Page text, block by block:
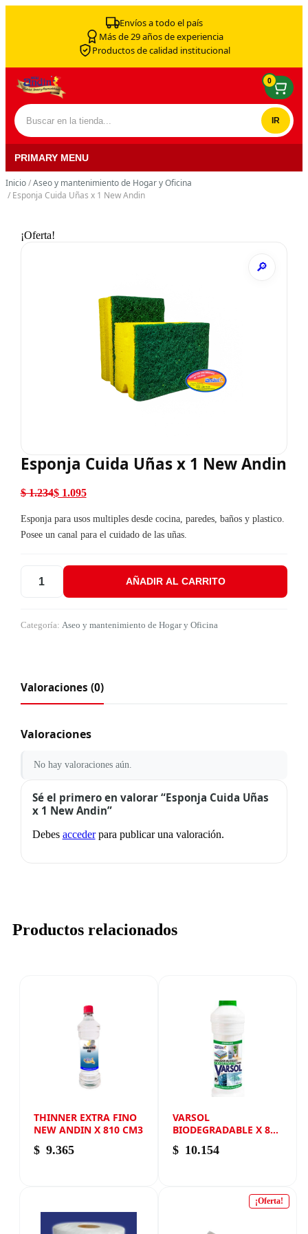
Envíos a todo el país
Más de 29 años de experiencia
Productos de calidad institucional
Buscar por:
0
PRIMARY MENU
Inicio/Aseo y mantenimiento de Hogar y Oficina
/ Esponja Cuida Uñas x 1 New Andin
¡Oferta!
Esponja Cuida Uñas x 1 New Andin
$1.234
El precio original era: $ 1.234.
$1.095
El precio actual es: $ 1.095.
Esponja para usos multiples desde cocina, paredes, baños y plastico.
Posee un canal para el cuidado de las uñas.
Esponja Cuida Uñas x 1 New Andin cantidad
AÑADIR AL CARRITO
Categoría: Aseo y mantenimiento de Hogar y Oficina
Valoraciones (0)
Valoraciones
No hay valoraciones aún.
Sé el primero en valorar “Esponja Cuida Uñas
x 1 New Andin”
Debes accederpara publicar una valoración.
Productos relacionados
THINNER EXTRA FINO
NEW ANDIN X 810 CM3
$ 9.365
VARSOL
BIODEGRADABLE X 800
ML NEW ANDIN
$ 10.154
¡Oferta!